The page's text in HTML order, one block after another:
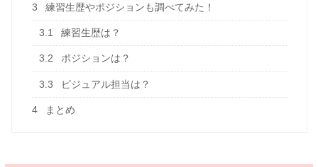
3 練習生歴やポジションも調べてみた！
3.1 練習生歴は？
3.2 ポジションは？
3.3 ビジュアル担当は？
4 まとめ